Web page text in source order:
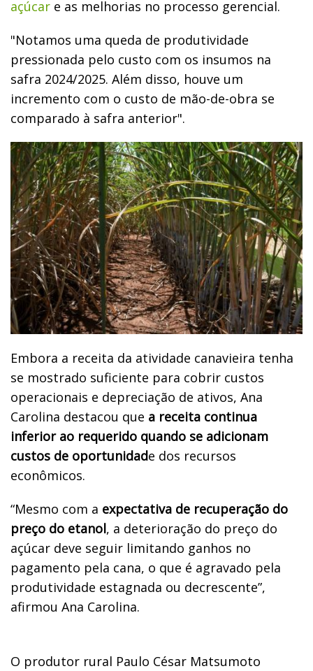
açúcar e as melhorias no processo gerencial.
"Notamos uma queda de produtividade
pressionada pelo custo com os insumos na
safra 2024/2025. Além disso, houve um
incremento com o custo de mão-de-obra se
comparado à safra anterior".
Embora a receita da atividade canavieira tenha
se mostrado suficiente para cobrir custos
operacionais e depreciação de ativos, Ana
Carolina destacou que a receita continua
inferior ao requerido quando se adicionam
custos de oportunidade dos recursos
econômicos.
“Mesmo com a expectativa de recuperação do
preço do etanol, a deterioração do preço do
açúcar deve seguir limitando ganhos no
pagamento pela cana, o que é agravado pela
produtividade estagnada ou decrescente”,
afirmou Ana Carolina.
O produtor rural Paulo César Matsumoto